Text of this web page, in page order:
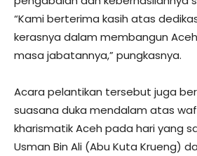
“Kami berterima kasih atas
kerasnya dalam membangun
masa jabatannya,” pungkasnya.
Acara pelantikan tersebut juga
suasana duka mendalam atas
kharismatik Aceh pada hari yang
Usman Bin Ali (Abu Kuta Krueng)